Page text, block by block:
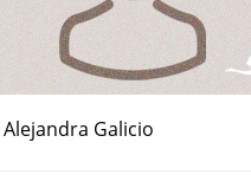
Alejandra Galicio